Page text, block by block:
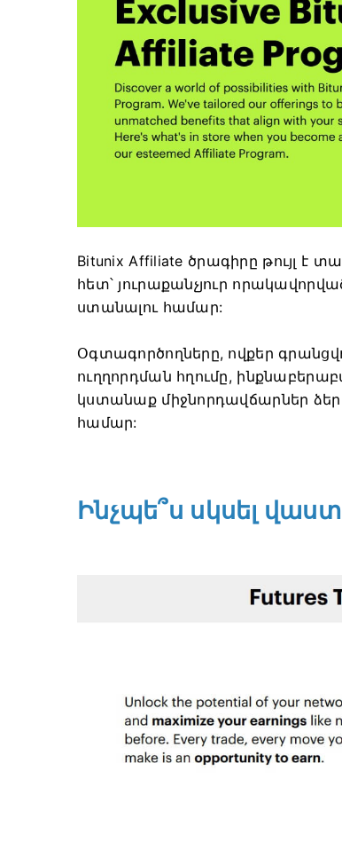
Bitunix Affiliate ծրագիրը թույլ է
հետ՝ յուրաքանչյուր
ստանալու համար:
Օգտագործողները, ովքեր
ուղղորդման հղումը,
կստանաք միջնորդավճարներ ձեր
համար:
Ինչպե՞ս սկսել